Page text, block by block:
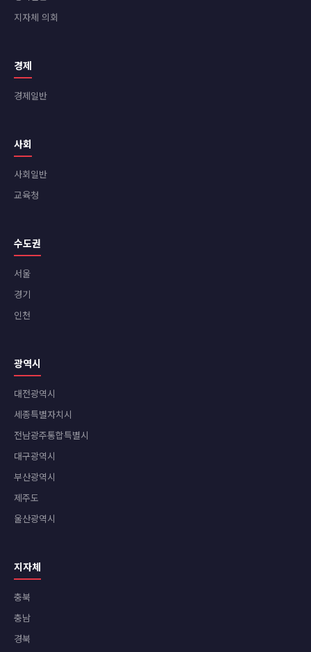
지자체 의회
경제
경제일반
사회
사회일반
교육청
수도권
서울
경기
인천
광역시
대전광역시
세종특별자치시
전남광주통합특별시
대구광역시
부산광역시
제주도
울산광역시
지자체
충북
충남
경북